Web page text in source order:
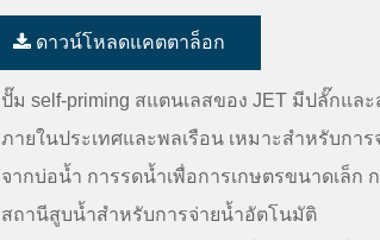
ดาวน์โหลดแคตตาล็อก
ปั๊ม self-priming สแตนเลสของ JET มีปลั๊กแ
ภายในประเทศและพลเรือน เหมาะสำหรับกา
จากบ่อน้ำ การรดน้ำเพื่อการเกษตรขนาดเล็ก
สถานีสูบน้ำสำหรับการจ่ายน้ำอัตโนมัติ